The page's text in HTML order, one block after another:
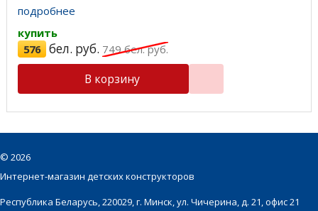
подробнее
купить
576 бел. руб. 749бел. руб.
В корзину
© 2026
Интернет-магазин детских конструкторов
Республика Беларусь, 220029, г. Минск, ул. Чичерина, д. 21, офис 21